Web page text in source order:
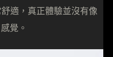
適，真正體驗並沒有像
覺。